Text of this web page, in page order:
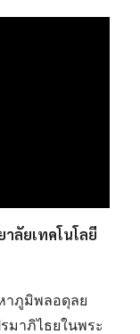
ลัยเทคโนโลยี
าภูมิพลอดุลย
มาภิไธยในพระ